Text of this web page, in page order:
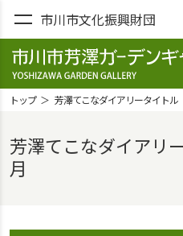
市川市文化振興財団
トップ 芳澤てこなダイアリータイトル
芳澤てこなダイアリ
月